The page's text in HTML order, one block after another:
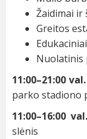
Žaidimai ir
Greitos
Nuolatinis
11:00–21:00 val.
parko stadiono
11:00–16:00 val.
slėnis